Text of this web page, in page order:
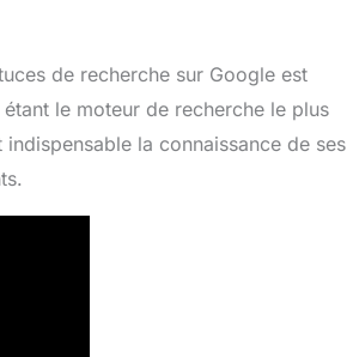
de recherche sur Google est
le moteur de recherche le plus
la connaissance de ses